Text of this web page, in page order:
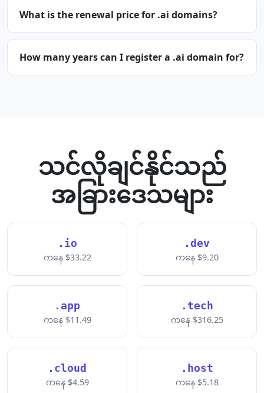
What is the renewal price for .ai domains?
How many years can I register a .ai domain for?
သင်လိုချင်နိုင်သည်
အခြားဒေသများ
.io
ကနေ $33.22
.dev
ကနေ $9.20
.app
ကနေ $11.49
.tech
ကနေ $316.25
.cloud
ကနေ $4.59
.host
ကနေ $5.18